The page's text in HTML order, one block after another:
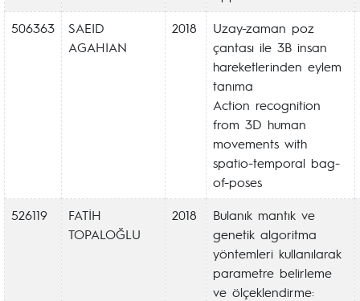
506363
SAEID
AGAHIAN
2018
Uzay-zaman poz
çantası ile 3B insan
hareketlerinden eylem
tanıma
Action recognition
from 3D human
movements with
spatio-temporal bag-
of-poses
526119
FATİH
TOPALOĞLU
2018
Bulanık mantık ve
genetik algoritma
yöntemleri kullanılarak
parametre belirleme
ve ölçeklendirme: